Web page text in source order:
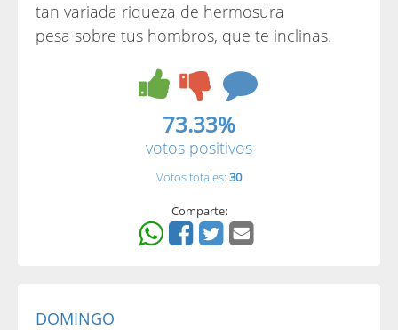
tan variada riqueza de hermosura
pesa sobre tus hombros, que te inclinas.
73.33%
votos positivos
Votos totales: 30
Comparte:
DOMINGO